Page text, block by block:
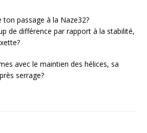
passage à la Naze32?
de différence par rapport à la stabilité,
avec le maintien des hélices, sa
serrage?